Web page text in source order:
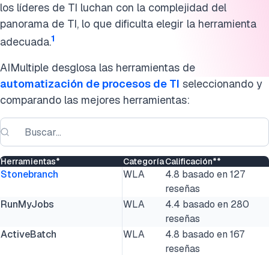
los líderes de TI luchan con la complejidad del
panorama de TI, lo que dificulta elegir la herramienta
adecuada.1
AIMultiple desglosa las herramientas de
automatización de procesos de TI seleccionando y
comparando las mejores herramientas:
Herramientas* CategoríaCalificación**
Stonebranch WLA
4.8 basado en 127
reseñas
RunMyJobs
WLA
4.4 basado en 280
reseñas
ActiveBatch
WLA
4.8 basado en 167
reseñas